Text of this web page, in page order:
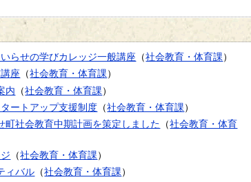
らせの学びカレッジ一般講座 （社会教育・体育課）
座 （社会教育・体育課）
内 （社会教育・体育課）
ートアップ支援制度 （社会教育・体育課）
町社会教育中期計画を策定しました （社会教育・体育
（社会教育・体育課）
ィバル （社会教育・体育課）